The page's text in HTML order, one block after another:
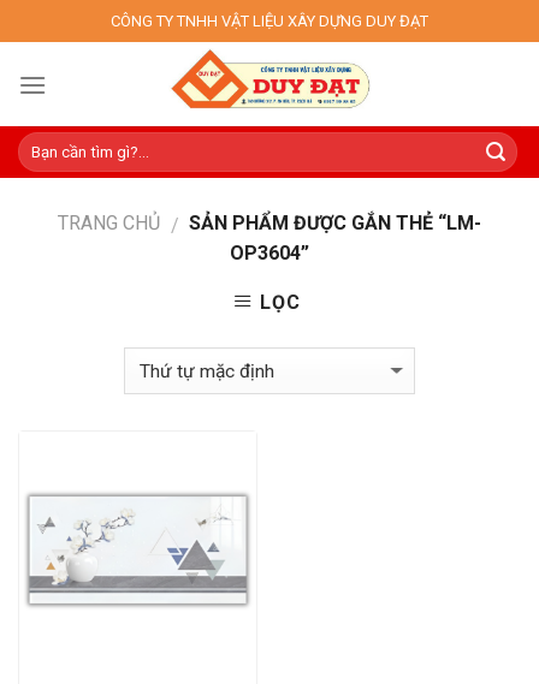
to
content
CÔNG TY TNHH VẬT LIỆU XÂY DỰNG DUY ĐẠT
TRANG CHỦ / SẢN PHẨM ĐƯỢC GẮN THẺ “LM-
OP3604”
LỌC